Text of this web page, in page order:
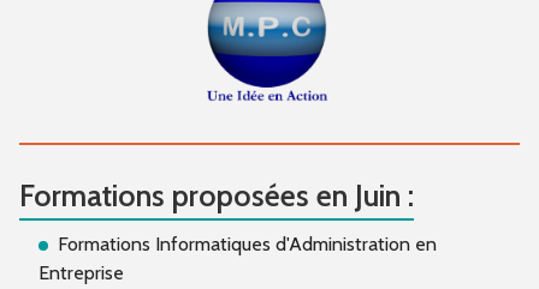
Formations proposées en Juin :
Formations Informatiques d'Administration en
Entreprise